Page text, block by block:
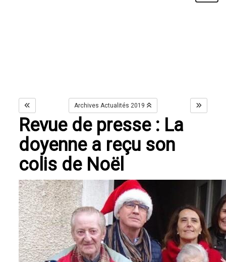
Archives Actualités 2019
Revue de presse : La
doyenne a reçu son
colis de Noël